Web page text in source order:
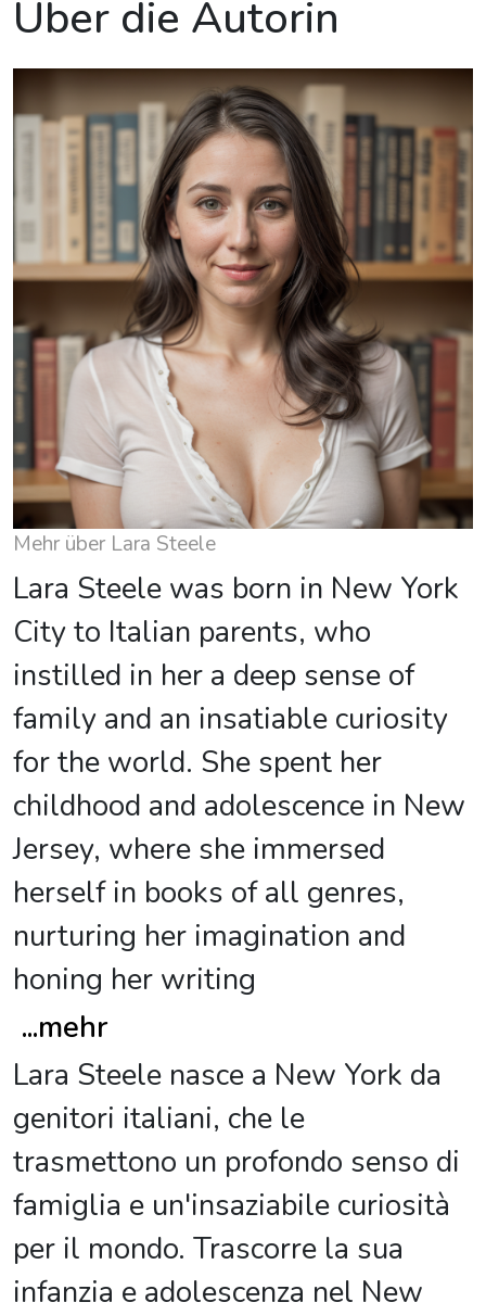
Über die Autorin
Mehr über Lara Steele
Lara Steele was born in New York
City to Italian parents, who
instilled in her a deep sense of
family and an insatiable curiosity
for the world. She spent her
childhood and adolescence in New
Jersey, where she immersed
herself in books of all genres,
nurturing her imagination and
honing her writing
...mehr
Lara Steele nasce a New York da
genitori italiani, che le
trasmettono un profondo senso di
famiglia e un'insaziabile curiosità
per il mondo. Trascorre la sua
infanzia e adolescenza nel New